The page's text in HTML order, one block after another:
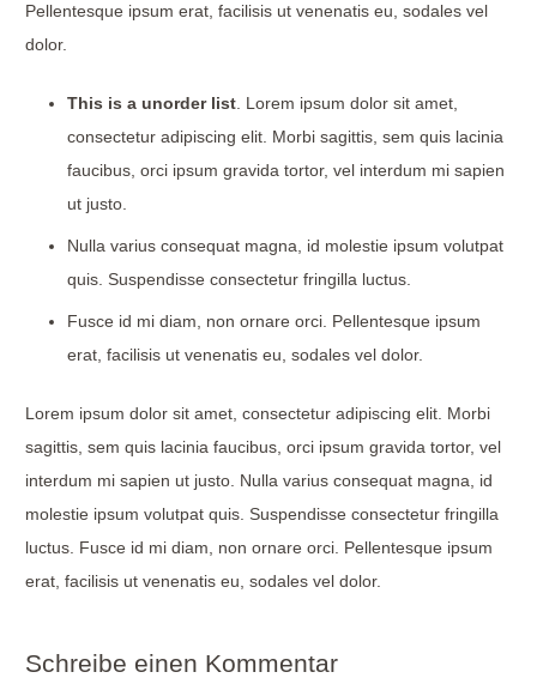
Pellentesque ipsum erat, facilisis ut venenatis eu, sodales vel
dolor.
This is a unorder list . Lorem ipsum dolor sit amet,
consectetur adipiscing elit. Morbi sagittis, sem quis lacinia
faucibus, orci ipsum gravida tortor, vel interdum mi sapien
ut justo.
Nulla varius consequat magna, id molestie ipsum volutpat
quis. Suspendisse consectetur fringilla luctus.
Fusce id mi diam, non ornare orci. Pellentesque ipsum
erat, facilisis ut venenatis eu, sodales vel dolor.
Lorem ipsum dolor sit amet, consectetur adipiscing elit. Morbi
sagittis, sem quis lacinia faucibus, orci ipsum gravida tortor, vel
interdum mi sapien ut justo. Nulla varius consequat magna, id
molestie ipsum volutpat quis. Suspendisse consectetur fringilla
luctus. Fusce id mi diam, non ornare orci. Pellentesque ipsum
erat, facilisis ut venenatis eu, sodales vel dolor.
Schreibe einen Kommentar